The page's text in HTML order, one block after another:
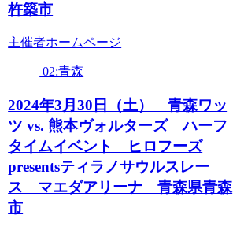
杵築市
主催者ホームページ
02:青森
2024年3月30日（土） 青森ワッ
ツ vs. 熊本ヴォルターズ ハーフ
タイムイベント ヒロフーズ
presentsティラノサウルスレー
ス マエダアリーナ 青森県青森
市